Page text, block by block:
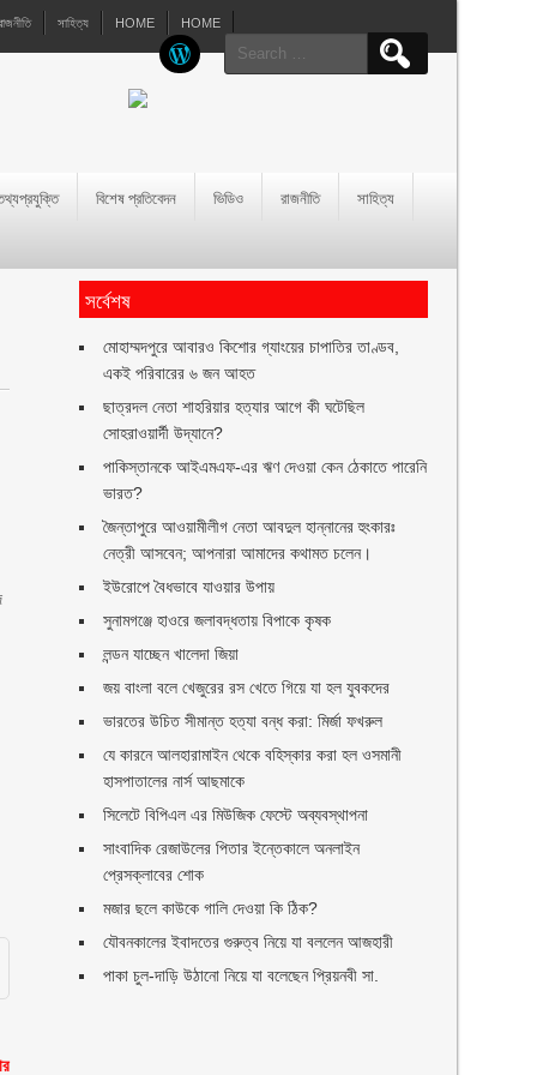
সাহিত্য HOME HOME
Search
for:
বিশেষ প্রতিবেদন ভিডিও রাজনীতি সাহিত্য
সর্বেশষ
মোহাম্মদপুরে আবারও কিশোর গ্যাংয়ের চাপাতির তাণ্ডব,
একই পরিবারের ৬ জন আহত
ছাত্রদল নেতা শাহরিয়ার হত্যার আগে কী ঘটেছিল
সোহরাওয়ার্দী উদ্যানে?
পাকিস্তানকে আইএমএফ-এর ঋণ দেওয়া কেন ঠেকাতে পারেনি
ভারত?
জৈন্তাপুরে আওয়ামীলীগ নেতা আবদুল হান্নানের হুংকারঃ
নেত্রী আসবেন; আপনারা আমাদের কথামত চলেন।
ইউরোপে বৈধভাবে যাওয়ার উপায়
সুনামগঞ্জে হাওরে জলাবদ্ধতায় বিপাকে কৃষক
লন্ডন যাচ্ছেন খালেদা জিয়া
জয় বাংলা বলে খেজুরের রস খেতে গিয়ে যা হল যুবকদের
ভারতের উচিত সীমান্ত হত্যা বন্ধ করা: মির্জা ফখরুল
যে কারনে আলহারামাইন থেকে বহিস্কার করা হল ওসমানী
হাসপাতালের নার্স আছমাকে
সিলেটে বিপিএল এর মিউজিক ফেস্টে অব্যবস্থাপনা
সাংবাদিক রেজাউলের পিতার ইন্তেকালে অনলাইন
প্রেসক্লাবের শোক
মজার ছলে কাউকে গালি দেওয়া কি ঠিক?
যৌবনকালের ইবাদতের গুরুত্ব নিয়ে যা বললেন আজহারী
পাকা চুল-দাড়ি উঠানো নিয়ে যা বলেছেন প্রিয়নবী সা.